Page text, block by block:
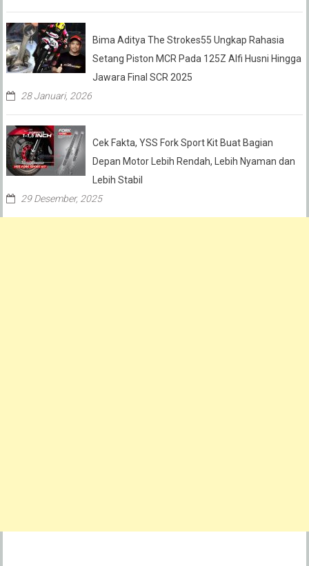
Bima Aditya The Strokes55 Ungkap Rahasia
Setang Piston MCR Pada 125Z Alfi Husni Hingga
Jawara Final SCR 2025
28 Januari, 2026
Cek Fakta, YSS Fork Sport Kit Buat Bagian
Depan Motor Lebih Rendah, Lebih Nyaman dan
Lebih Stabil
29 Desember, 2025